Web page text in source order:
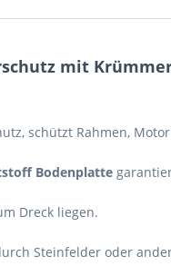
mit
schützt Rahmen,
Bodenplatte
Dreck liegen.
Steinfelder oder